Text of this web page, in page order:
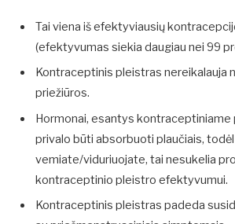
Tai viena iš efektyviausių
(efektyvumas siekia daugiau nei 99
Kontraceptinis pleistras nereikalauja
priežiūros.
Hormonai, esantys kontraceptiniame
privalo būti absorbuoti plaučiais,
vemiate/viduriuojate, tai nesukelia
kontraceptinio pleistro efektyvumui.
Kontraceptinis pleistras padeda